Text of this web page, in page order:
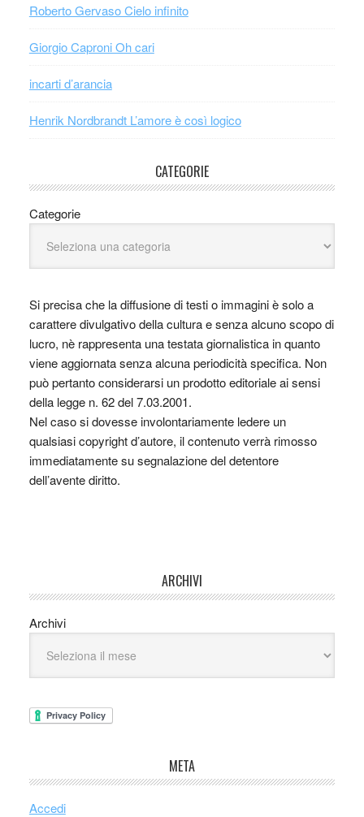
Roberto Gervaso Cielo infinito
Giorgio Caproni Oh cari
incarti d’arancia
Henrik Nordbrandt L’amore è così logico
CATEGORIE
Categorie
Si precisa che la diffusione di testi o immagini è solo a
carattere divulgativo della cultura e senza alcuno scopo di
lucro, nè rappresenta una testata giornalistica in quanto
viene aggiornata senza alcuna periodicità specifica. Non
può pertanto considerarsi un prodotto editoriale ai sensi
della legge n. 62 del 7.03.2001.
Nel caso si dovesse involontariamente ledere un
qualsiasi copyright d’autore, il contenuto verrà rimosso
immediatamente su segnalazione del detentore
dell’avente diritto.
ARCHIVI
Archivi
META
Accedi